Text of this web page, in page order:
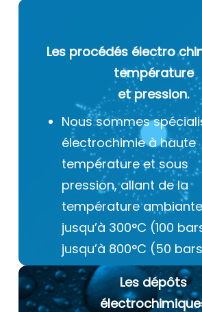
Les procédés électro
température
et pression.
Nous sommes
électrochimie à haute
température et sous
pression, allant de la
température ambiante
jusqu’à 300°C (100
jusqu’à 800°C (50
Les dépôts